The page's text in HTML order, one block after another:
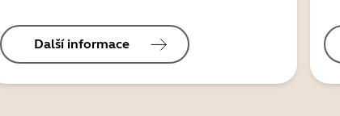
Další informace